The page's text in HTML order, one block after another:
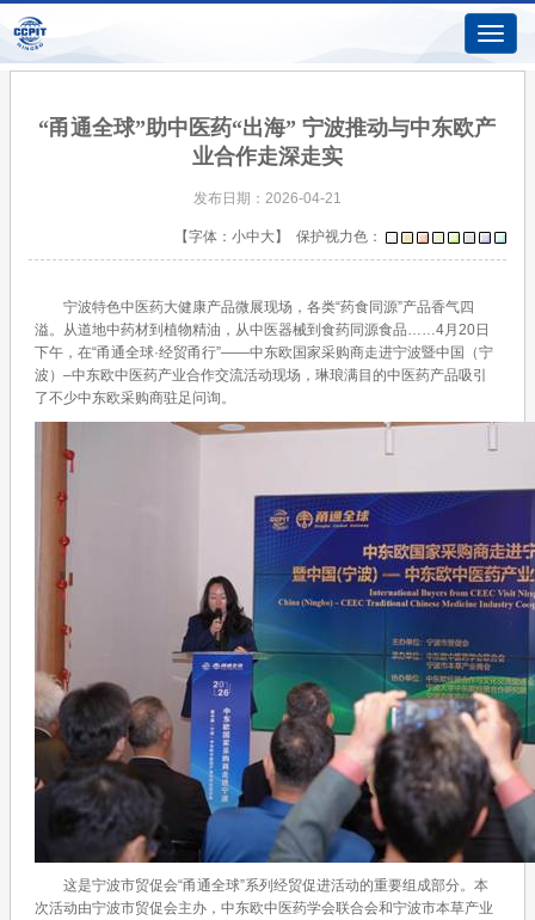
Toggle
“甬通全球”助中医药“出海” 宁波推动与中东欧产
业合作走深走实
发布日期：2026-04-21
【字体：小中大】 保护视力色：
宁波特色中医药大健康产品微展现场，各类“药食同源”产品香气四
溢。从道地中药材到植物精油，从中医器械到食药同源食品……4月20日
下午，在“甬通全球·经贸甬行”——中东欧国家采购商走进宁波暨中国（宁
波）–中东欧中医药产业合作交流活动现场，琳琅满目的中医药产品吸引
了不少中东欧采购商驻足问询。
这是宁波市贸促会“甬通全球”系列经贸促进活动的重要组成部分。本
次活动由宁波市贸促会主办，中东欧中医药学会联合会和宁波市本草产业